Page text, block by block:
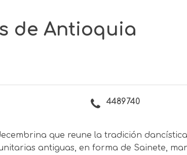
de Antioquia
4489740
que reune la tradición
antiguas, en forma de Sainete,